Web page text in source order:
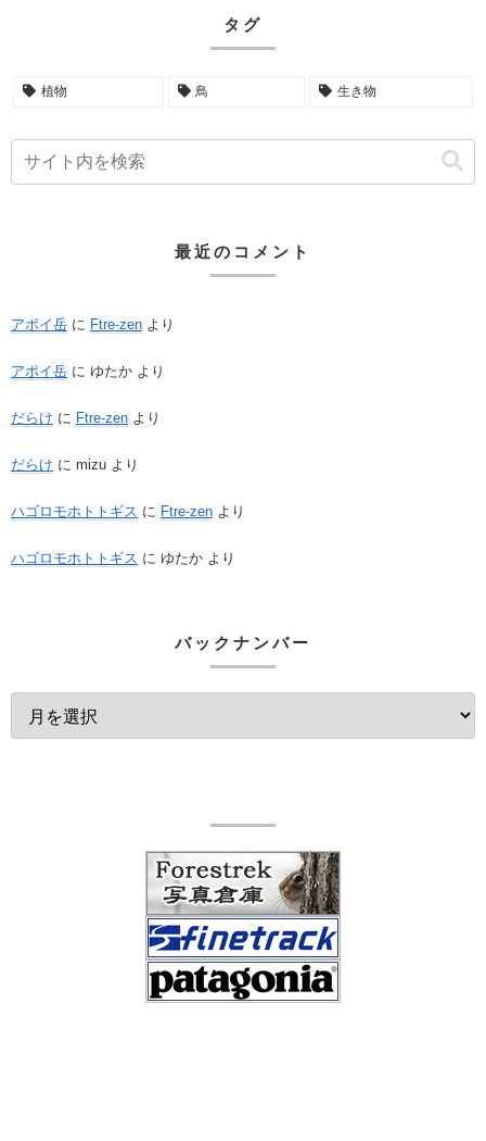
タグ
植物 鳥 生き物
最近のコメント
アポイ岳 に Ftre-zen より
アポイ岳 に ゆたか より
だらけ に Ftre-zen より
だらけ に mizu より
ハゴロモホトトギス に Ftre-zen より
ハゴロモホトトギス に ゆたか より
バックナンバー